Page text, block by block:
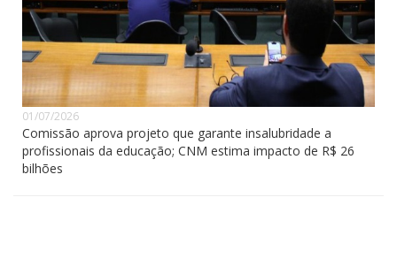
01/07/2026
Comissão aprova projeto que garante insalubridade a
profissionais da educação; CNM estima impacto de R$ 26
bilhões